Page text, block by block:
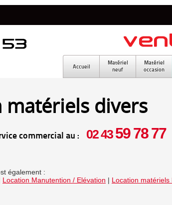
matériels divers
commercial au : 02 4359 78 77
également :
Location Manutention / Elévation | Location
Accueil
Matériel
neuf
Matériel
occasion